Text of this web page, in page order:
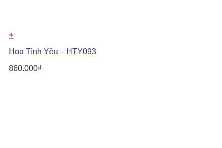
+
Hoa Tình Yêu – HTY093
860.000₫